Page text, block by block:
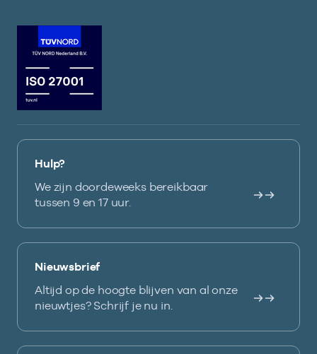
Hulp?
We zijn doordeweeks bereikbaar
tussen 9 en 17 uur.
Nieuwsbrief
Altijd op de hoogte blijven van al onze
nieuwtjes? Schrijf je nu in.